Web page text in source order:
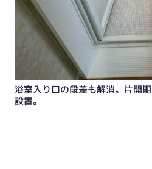
浴室入り口の段差も解消。片開
設置。